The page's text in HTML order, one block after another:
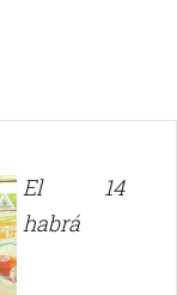
El 14
habrá